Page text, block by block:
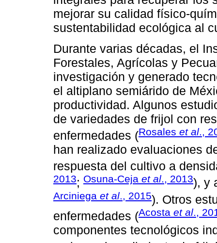
mejorar su calidad físico-
sustentabilidad ecológica al
Durante varias décadas, el
Forestales, Agrícolas y
investigación y generado
el altiplano semiárido de
productividad. Algunos
de variedades de frijol con
enfermedades (Rosales et al.,
han realizado evaluaciones
respuesta del cultivo a
2013; Osuna-Ceja et al., 2013), y
Arciniega et al., 2015). Otros
enfermedades (Acosta et al.,
componentes tecnológicos